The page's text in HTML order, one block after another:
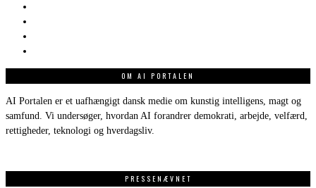
OM AI PORTALEN
AI Portalen er et uafhængigt dansk medie om kunstig intelligens, magt og
samfund. Vi undersøger, hvordan AI forandrer demokrati, arbejde, velfærd,
rettigheder, teknologi og hverdagsliv.
PRESSENÆVNET